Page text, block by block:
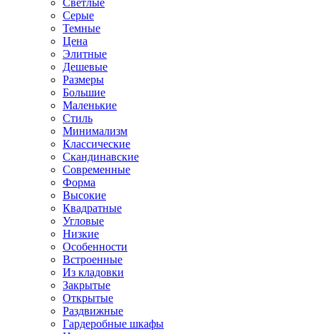
Светлые
Серые
Темные
Цена
Элитные
Дешевые
Размеры
Большие
Маленькие
Стиль
Минимализм
Классические
Скандинавские
Современные
Форма
Высокие
Квадратные
Угловые
Низкие
Особенности
Встроенные
Из кладовки
Закрытые
Открытые
Раздвижные
Гардеробные шкафы